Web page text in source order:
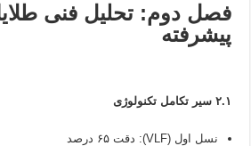
فصل دوم: تحلیل فنی
پیشرفته
۲.۱ سیر تکامل تکنولوژی
نسل اول (VLF): دقت ۶۵ درصد